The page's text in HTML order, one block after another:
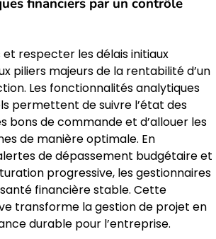
respecter les délais initiaux
piliers majeurs de la rentabilité d’un
Les fonctionnalités analytiques
permettent de suivre l’état des
bons de commande et d’allouer les
de manière optimale. En
de dépassement budgétaire et
progressive, les gestionnaires
financière stable. Cette
transforme la gestion de projet en
durable pour l’entreprise.